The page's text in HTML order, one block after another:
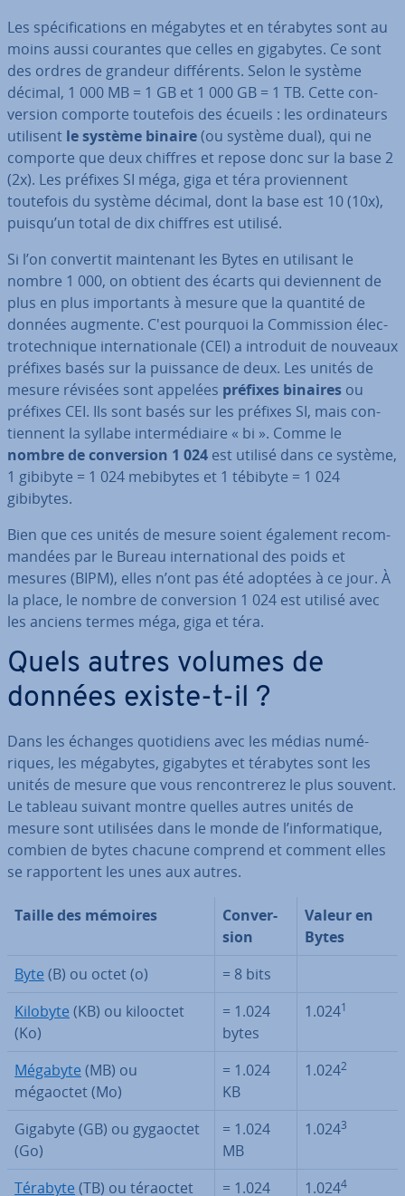
Les spé­ci­fi­ca­tions en mégabytes et en térabytes sont au
moins aussi courantes que celles en gigabytes. Ce sont
des ordres de grandeur dif­fé­rents. Selon le système
décimal, 1 000 MB = 1 GB et 1 000 GB = 1 TB. Cette con­
ver­sion comporte toutefois des écueils : les or­di­na­teurs
utilisent le système binaire(ou système dual), qui ne
comporte que deux chiffres et repose donc sur la base 2
(2x). Les préfixes SI méga, giga et téra pro­vien­nent
toutefois du système décimal, dont la base est 10 (10x),
puisqu’un total de dix chiffres est utilisé.
Si l’on convertit main­te­nant les Bytes en utilisant le
nombre 1 000, on obtient des écarts qui de­vien­nent de
plus en plus im­por­tants à mesure que la quantité de
données augmente. C'est pourquoi la Com­mis­sion élec­
tro­tech­nique in­ter­na­tio­nale (CEI) a introduit de nouveaux
préfixes basés sur la puissance de deux. Les unités de
mesure révisées sont appelées préfixes binaires ou
préfixes CEI. Ils sont basés sur les préfixes SI, mais con­
tien­nent la syllabe in­ter­mé­diaire « bi ». Comme le
nombre de con­ver­sion 1 024 est utilisé dans ce système,
1 gibibyte = 1 024 mebibytes et 1 tébibyte = 1 024
gibibytes.
Bien que ces unités de mesure soient également re­com­
man­dées par le Bureau in­ter­na­tio­nal des poids et
mesures (BIPM), elles n’ont pas été adoptées à ce jour. À
la place, le nombre de con­ver­sion 1 024 est utilisé avec
les anciens termes méga, giga et téra.
Quels autres volumes de
données existe-t-il ?
Dans les échanges quo­ti­diens avec les médias nu­mé­
riques, les mégabytes, gigabytes et térabytes sont les
unités de mesure que vous ren­con­tre­rez le plus souvent.
Le tableau suivant montre quelles autres unités de
mesure sont utilisées dans le monde de l’in­for­ma­tique,
combien de bytes chacune comprend et comment elles
se rap­por­tent les unes aux autres.
Taille des mémoires
Con­ver­
sion
Valeur en
Bytes
Byte (B) ou octet (o)
= 8 bits
Kilobyte (KB) ou kilooctet
(Ko)
= 1.024
bytes
1.0241
Mégabyte (MB) ou
mégaoctet (Mo)
= 1.024
KB
1.0242
Gigabyte (GB) ou gygaoctet
(Go)
= 1.024
MB
1.0243
Térabyte (TB) ou téraoctet = 1.024 1.0244